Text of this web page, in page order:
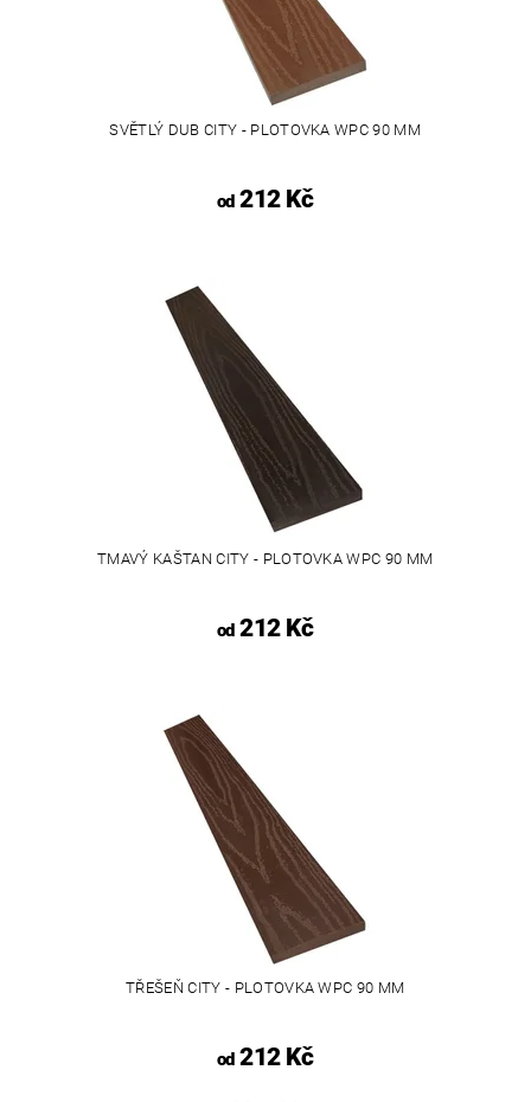
SVĚTLÝ DUB CITY - PLOTOVKA WPC 90 MM
od212 Kč
TMAVÝ KAŠTAN CITY - PLOTOVKA WPC 90 MM
od212 Kč
TŘEŠEŇ CITY - PLOTOVKA WPC 90 MM
od212 Kč